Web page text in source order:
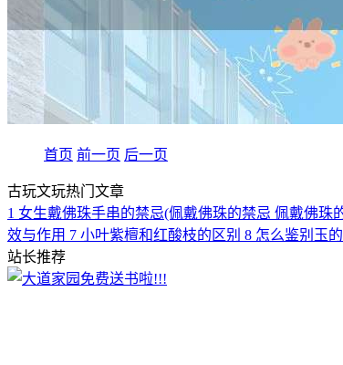
首页 前一页 后一页
古玩文玩热门文章
1 女生戴佛珠手串的禁忌(佩戴佛珠的禁忌 佩戴佛珠
效与作用 7 小叶紫檀和红酸枝的区别 8 怎么鉴别玉
站长推荐